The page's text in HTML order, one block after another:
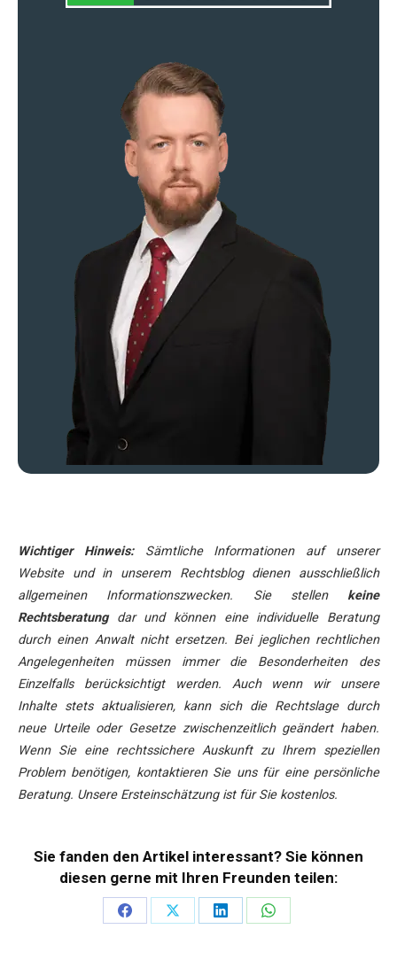
Wichtiger Hinweis:Sämtliche Informationen auf unserer
Website und in unserem Rechtsblog dienen ausschließlich
allgemeinen Informationszwecken. Sie stellen keine
Rechtsberatungdar und können eine individuelle Beratung
durch einen Anwalt nicht ersetzen. Bei jeglichen rechtlichen
Angelegenheiten müssen immer die Besonderheiten des
Einzelfalls berücksichtigt werden. Auch wenn wir unsere
Inhalte stets aktualisieren, kann sich die Rechtslage durch
neue Urteile oder Gesetze zwischenzeitlich geändert haben.
Wenn Sie eine rechtssichere Auskunft zu Ihrem speziellen
Problem benötigen, kontaktieren Sie uns für eine persönliche
Beratung. Unsere Ersteinschätzung ist für Sie kostenlos.
Sie fanden den Artikel interessant? Sie können
diesen gerne mit Ihren Freunden teilen:
Teilen
Teilen
Teilen
Teilen